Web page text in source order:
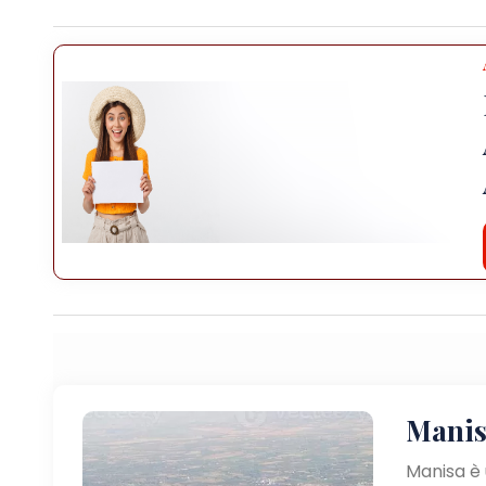
Manisa